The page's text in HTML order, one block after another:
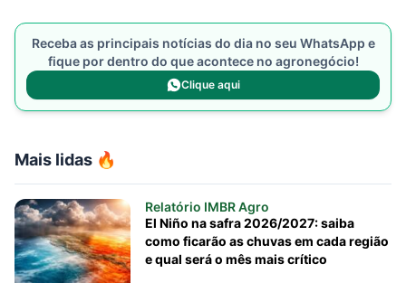
Mais lidas 🔥
Relatório IMBR Agro
El Niño na safra 2026/2027: saiba
como ficarão as chuvas em cada região
e qual será o mês mais crítico
Receba as principais notícias do dia no seu WhatsApp e
fique por dentro do que acontece no agronegócio!
Clique aqui